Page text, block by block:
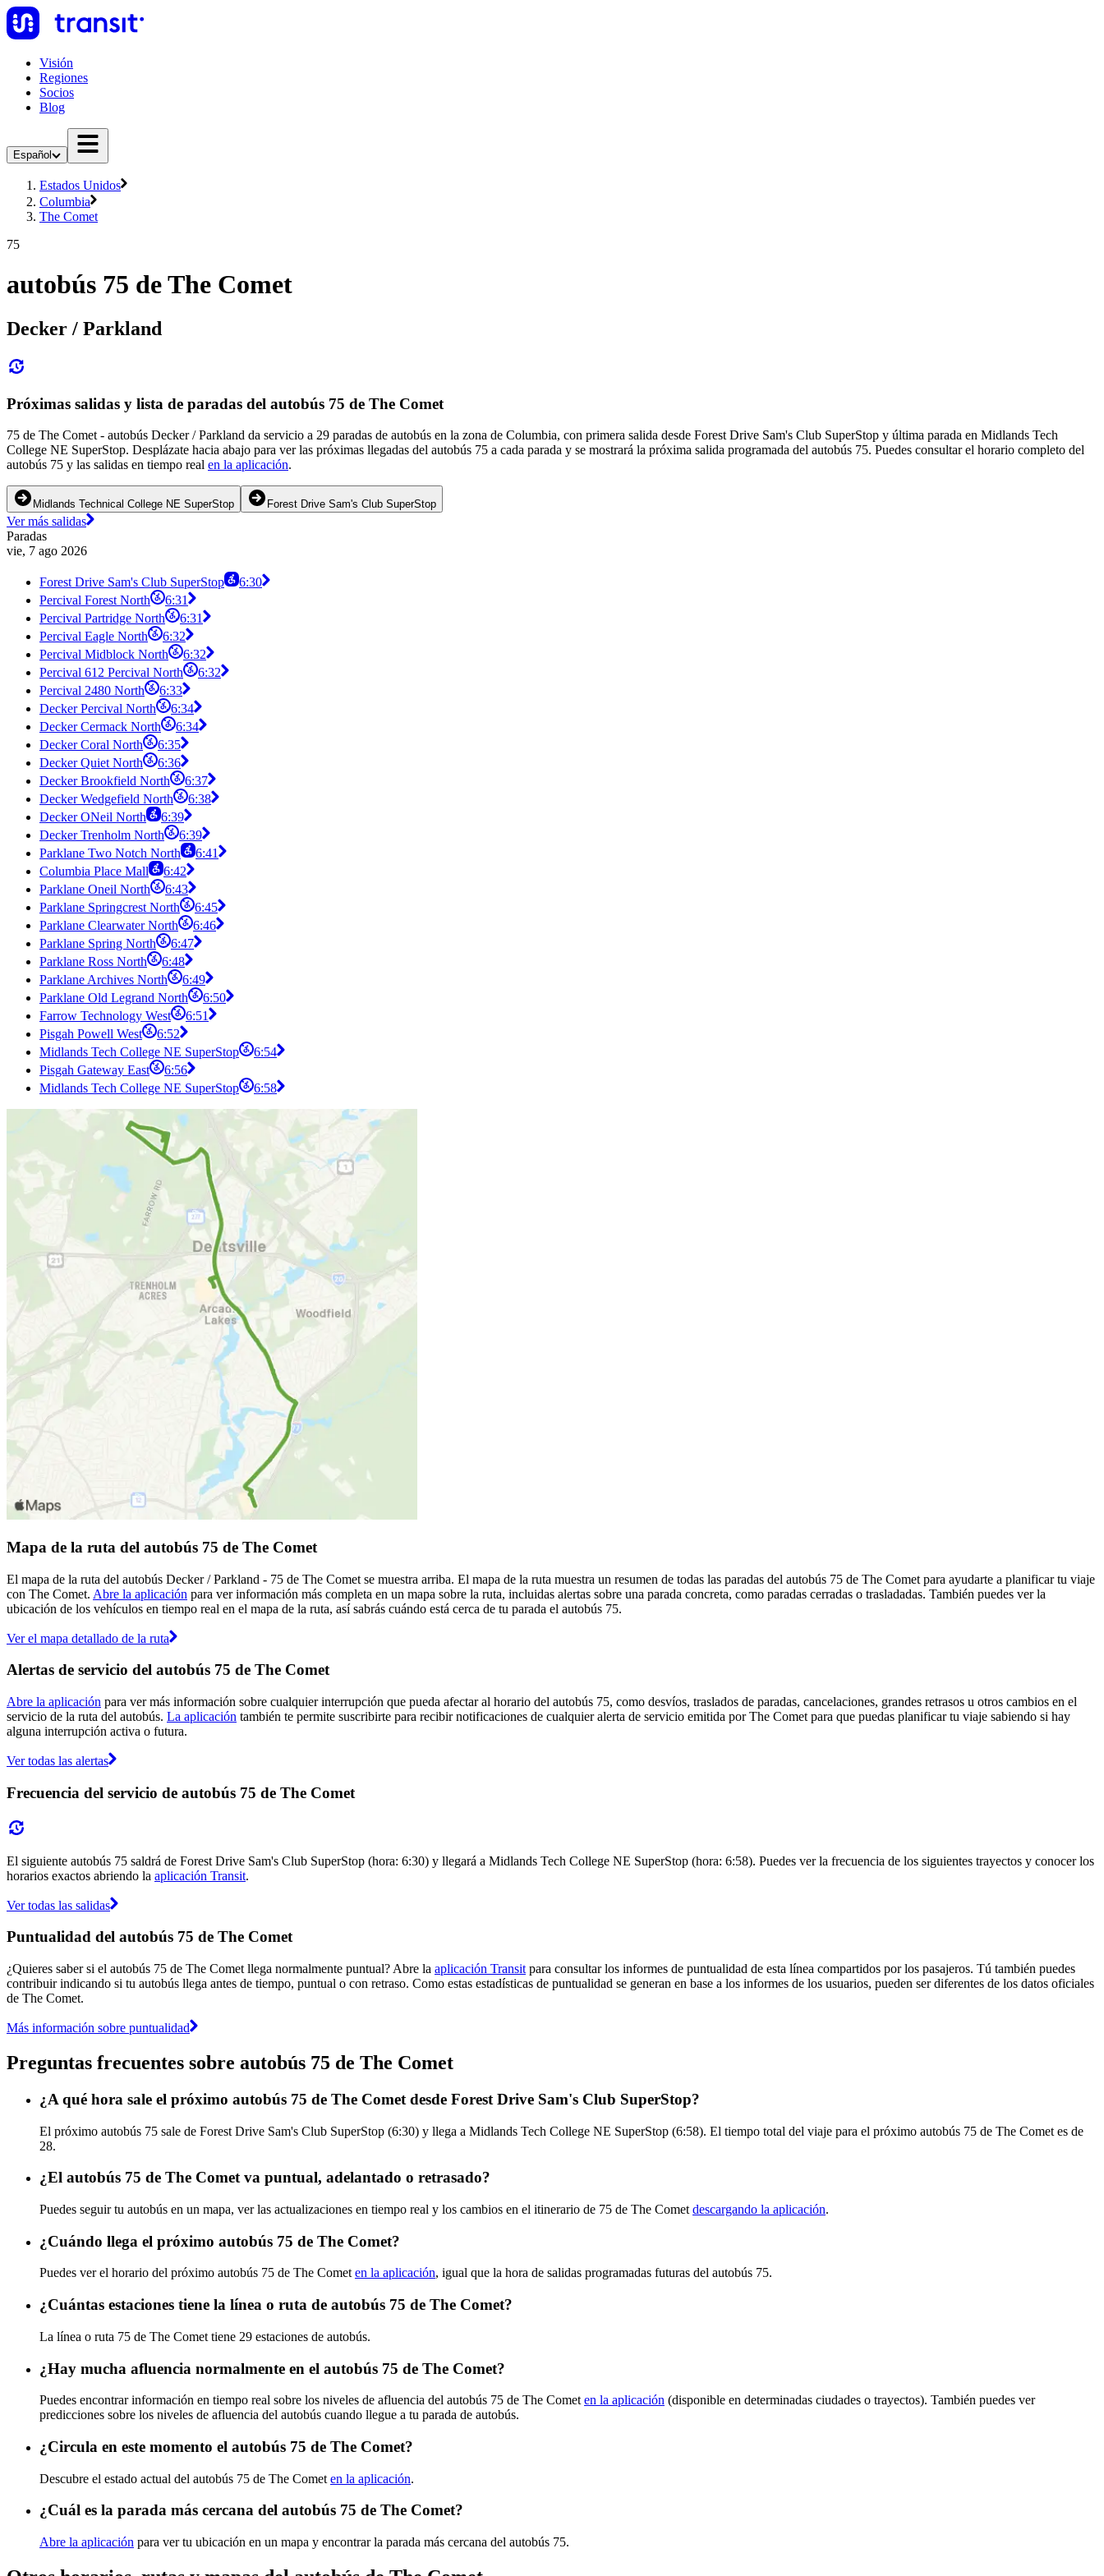
Visión
Regiones
Socios
Blog
Español
Estados Unidos
Columbia
The Comet
75
autobús 75 de The Comet
Decker / Parkland
Próximas salidas y lista de paradas del autobús 75 de The Comet
75 de The Comet - autobús Decker / Parkland da servicio a 29 paradas de autobús en la zona de Columbia, con primera salida desde Forest Drive Sam's Club SuperStop y última parada en Midlands Tech
College NE SuperStop. Desplázate hacia abajo para ver las próximas llegadas del autobús 75 a cada parada y se mostrará la próxima salida programada del autobús 75. Puedes consultar el horario completo del
autobús 75 y las salidas en tiempo real en la aplicación.
Midlands Technical College NE SuperStop Forest Drive Sam's Club SuperStop
Ver más salidas
Paradas
vie, 7 ago 2026
Forest Drive Sam's Club SuperStop
6:30
Percival Forest North
6:31
Percival Partridge North
6:31
Percival Eagle North
6:32
Percival Midblock North
6:32
Percival 612 Percival North
6:32
Percival 2480 North
6:33
Decker Percival North
6:34
Decker Cermack North
6:34
Decker Coral North
6:35
Decker Quiet North
6:36
Decker Brookfield North
6:37
Decker Wedgefield North
6:38
Decker ONeil North
6:39
Decker Trenholm North
6:39
Parklane Two Notch North
6:41
Columbia Place Mall
6:42
Parklane Oneil North
6:43
Parklane Springcrest North
6:45
Parklane Clearwater North
6:46
Parklane Spring North
6:47
Parklane Ross North
6:48
Parklane Archives North
6:49
Parklane Old Legrand North
6:50
Farrow Technology West
6:51
Pisgah Powell West
6:52
Midlands Tech College NE SuperStop
6:54
Pisgah Gateway East
6:56
Midlands Tech College NE SuperStop
6:58
Mapa de la ruta del autobús 75 de The Comet
El mapa de la ruta del autobús Decker / Parkland - 75 de The Comet se muestra arriba. El mapa de la ruta muestra un resumen de todas las paradas del autobús 75 de The Comet para ayudarte a planificar tu viaje
con The Comet. Abre la aplicación para ver información más completa en un mapa sobre la ruta, incluidas alertas sobre una parada concreta, como paradas cerradas o trasladadas. También puedes ver la
ubicación de los vehículos en tiempo real en el mapa de la ruta, así sabrás cuándo está cerca de tu parada el autobús 75.
Ver el mapa detallado de la ruta
Alertas de servicio del autobús 75 de The Comet
Abre la aplicación para ver más información sobre cualquier interrupción que pueda afectar al horario del autobús 75, como desvíos, traslados de paradas, cancelaciones, grandes retrasos u otros cambios en el
servicio de la ruta del autobús. La aplicación también te permite suscribirte para recibir notificaciones de cualquier alerta de servicio emitida por The Comet para que puedas planificar tu viaje sabiendo si hay
alguna interrupción activa o futura.
Ver todas las alertas
Frecuencia del servicio de autobús 75 de The Comet
El siguiente autobús 75 saldrá de Forest Drive Sam's Club SuperStop (hora: 6:30) y llegará a Midlands Tech College NE SuperStop (hora: 6:58). Puedes ver la frecuencia de los siguientes trayectos y conocer los
horarios exactos abriendo la aplicación Transit.
Ver todas las salidas
Puntualidad del autobús 75 de The Comet
¿Quieres saber si el autobús 75 de The Comet llega normalmente puntual? Abre la aplicación Transit para consultar los informes de puntualidad de esta línea compartidos por los pasajeros. Tú también puedes
contribuir indicando si tu autobús llega antes de tiempo, puntual o con retraso. Como estas estadísticas de puntualidad se generan en base a los informes de los usuarios, pueden ser diferentes de los datos oficiales
de The Comet.
Más información sobre puntualidad
Preguntas frecuentes sobre autobús 75 de The Comet
¿A qué hora sale el próximo autobús 75 de The Comet desde Forest Drive Sam's Club SuperStop?
El próximo autobús 75 sale de Forest Drive Sam's Club SuperStop (6:30) y llega a Midlands Tech College NE SuperStop (6:58). El tiempo total del viaje para el próximo autobús 75 de The Comet es de
28.
¿El autobús 75 de The Comet va puntual, adelantado o retrasado?
Puedes seguir tu autobús en un mapa, ver las actualizaciones en tiempo real y los cambios en el itinerario de 75 de The Comet descargando la aplicación.
¿Cuándo llega el próximo autobús 75 de The Comet?
Puedes ver el horario del próximo autobús 75 de The Comet en la aplicación, igual que la hora de salidas programadas futuras del autobús 75.
¿Cuántas estaciones tiene la línea o ruta de autobús 75 de The Comet?
La línea o ruta 75 de The Comet tiene 29 estaciones de autobús.
¿Hay mucha afluencia normalmente en el autobús 75 de The Comet?
Puedes encontrar información en tiempo real sobre los niveles de afluencia del autobús 75 de The Comet en la aplicación (disponible en determinadas ciudades o trayectos). También puedes ver
predicciones sobre los niveles de afluencia del autobús cuando llegue a tu parada de autobús.
¿Circula en este momento el autobús 75 de The Comet?
Descubre el estado actual del autobús 75 de The Comet en la aplicación.
¿Cuál es la parada más cercana del autobús 75 de The Comet?
Abre la aplicación para ver tu ubicación en un mapa y encontrar la parada más cercana del autobús 75.